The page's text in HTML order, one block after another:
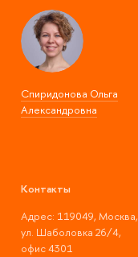
Спиридонова Ольга
Александровна
Контакты
Адрес: 119049, Москва,
ул. Шаболовка 26/4,
офис 4301